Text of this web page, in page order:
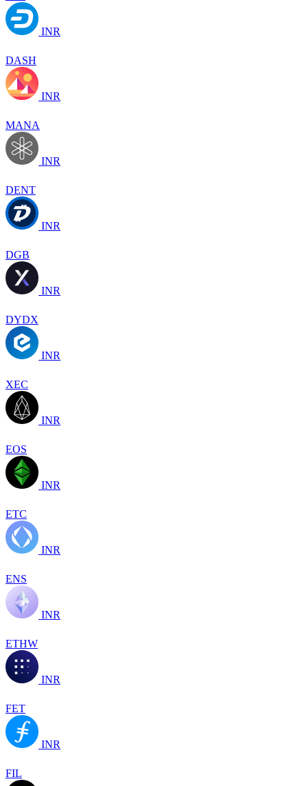
INR
DASH
INR
MANA
INR
DENT
INR
DGB
INR
DYDX
INR
XEC
INR
EOS
INR
ETC
INR
ENS
INR
ETHW
INR
FET
INR
FIL